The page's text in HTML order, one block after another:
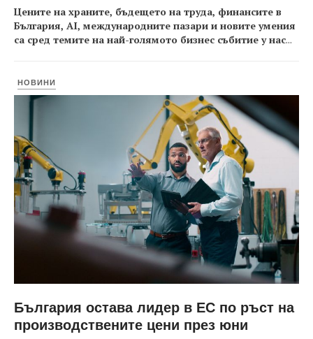
Цените на храните, бъдещето на труда, финансите в
България, AI, международните пазари и новите умения
са сред темите на най-голямото бизнес събитие у нас...
НОВИНИ
България остава лидер в ЕС по ръст на
производствените цени през юни